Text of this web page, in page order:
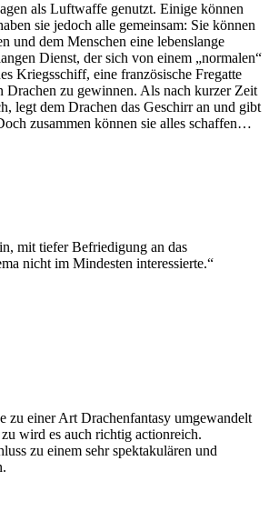
als Luftwaffe genutzt. Einige können
sie jedoch alle gemeinsam: Sie können
und dem Menschen eine lebenslange
Dienst, der sich von einem „normalen“
Kriegsschiff, eine französische Fregatte
Drachen zu gewinnen. Als nach kurzer Zeit
legt dem Drachen das Geschirr an und gibt
zusammen können sie alles schaffen…
mit tiefer Befriedigung an das
nicht im Mindesten interessierte.“
zu einer Art Drachenfantasy umgewandelt
wird es auch richtig actionreich.
zu einem sehr spektakulären und